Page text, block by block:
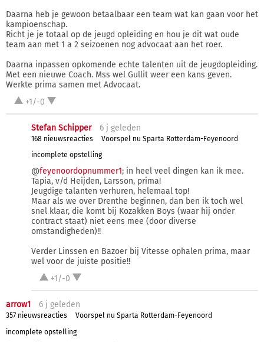
Daarna heb je gewoon betaalbaar een team wat kan gaan voor het
kampioenschap.
Richt je je totaal op de jeugd opleiding en hou je dit wat oude
team aan met 1 a 2 seizoenen nog advocaat aan het roer.
Daarna inpassen opkomende echte talenten uit de jeugdopleiding.
Met een nieuwe Coach. Mss wel Gullit weer een kans geven.
Werkte prima samen met Advocaat.
+1/-0
Stefan Schipper 6 j geleden
168 nieuwsreacties
Voorspel nu Sparta Rotterdam-Feyenoord
incomplete opstelling
@feyenoordopnummer1; in heel veel dingen kan ik mee.
Tapia, v/d Heijden, Larsson, prima!
Jeugdige talanten verhuren, helemaal top!
Maar als we over Drenthe beginnen, dan ben ik toch wel
snel klaar, die komt bij Kozakken Boys (waar hij onder
contract staat) niet eens mee (door diverse
omstandigheden)!!
Verder Linssen en Bazoer bij Vitesse ophalen prima, maar
wel voor de juiste positie!!
+1/-0
arrow1 6 j geleden
357 nieuwsreacties
Voorspel nu Sparta Rotterdam-Feyenoord
incomplete opstelling